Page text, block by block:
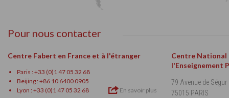
Pour nous contacter
Centre Fabert en France et à l'étranger
Paris : +33 (0)1 47 05 32 68
Beijing : +86 10 6400 0905
Lyon : +33 (0)1 47 05 32 68
En savoir plus
Centre National
l'Enseignement
79 Avenue de Ségur
75015 PARIS